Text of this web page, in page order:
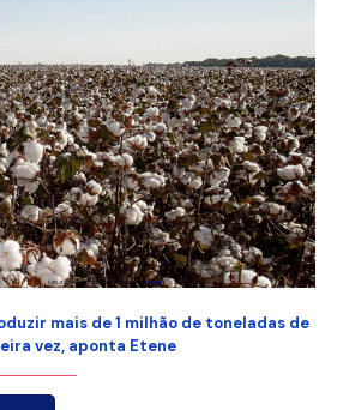
mais de 1 milhão de toneladas de
vez, aponta Etene